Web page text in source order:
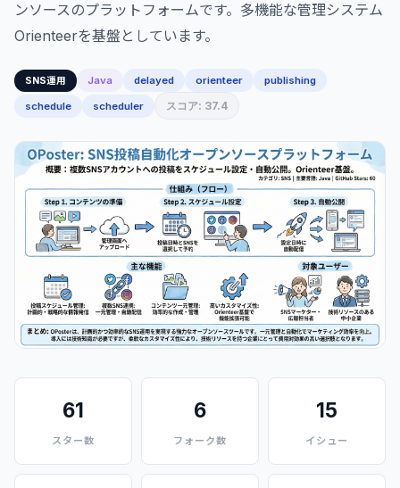
ンソースのプラットフォームです。多機能な管理システム
Orienteerを基盤としています。
SNS運用 Java delayed orienteer publishing
schedule scheduler スコア: 37.4
61
スター数
6
フォーク数
15
イシュー